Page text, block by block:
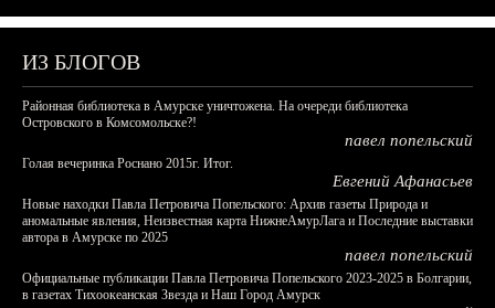
ИЗ БЛОГОВ
Районная библиотека в Амурске уничтожена. На очереди библиотека
Островского в Комсомольске?!
павел попельский
Голая вечеринка Роснано 2015г. Итог.
Евгений Афанасьев
Новые находки Павла Петровича Попельского: Архив газеты Природа и
аномальные явления, Неизвестная карта НижнеАмурЛага и Последние выставки
автора в Амурске по 2025
павел попельский
Официальные публикации Павла Петровича Попельского 2023-2025 в Болгарии,
в газетах Тихоокеанская Звезда и Наш Город Амурск